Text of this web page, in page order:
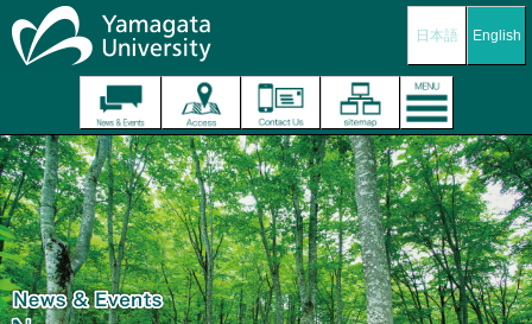
日本語 English